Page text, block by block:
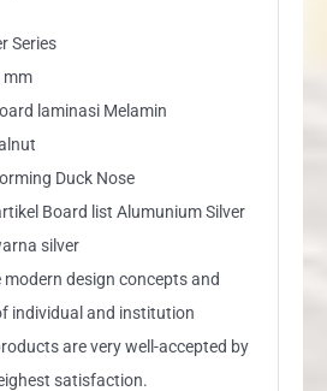
Series
mm
laminasi Melamin
Duck Nose
Board list Alumunium Silver
silver
design concepts and
individual and institution
are very well-accepted by
satisfaction.